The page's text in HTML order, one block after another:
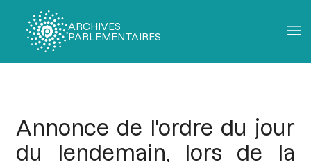
ARCHIVES
PARLEMENTAIRES
Annonce de l'ordre du jour
du lendemain, lors de la